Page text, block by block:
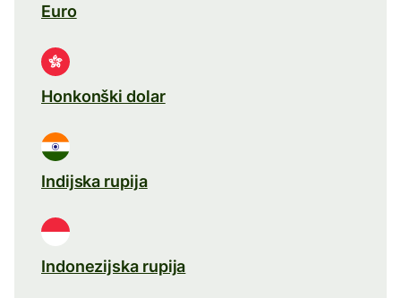
Euro
Honkonški dolar
Indijska rupija
Indonezijska rupija